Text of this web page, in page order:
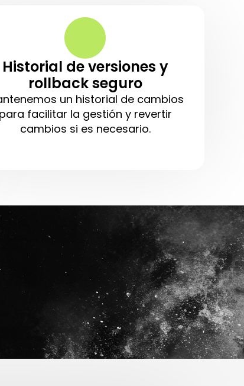
Historial de versiones y
rollback seguro
un historial de cambios
para facilitar la gestión y revertir
cambios si es necesario.